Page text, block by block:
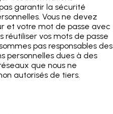
garantir la sécurité
Vous ne devez
et votre mot de passe avec
réutiliser vos mots de passe
pas responsables des
personnelles dues à des
que nous ne
autorisés de tiers.